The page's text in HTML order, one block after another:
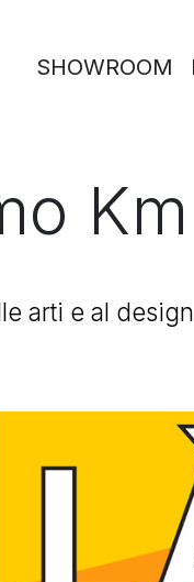
SHOWROOM
arti e al design